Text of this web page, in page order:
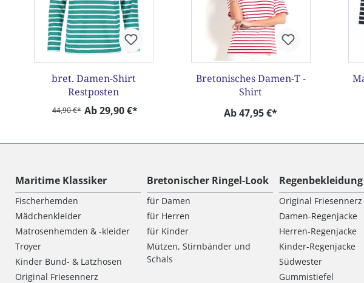
bret. Damen-Shirt
Restposten
44,90 €* Ab 29,90 €*
Bretonisches Damen-T -
Shirt
Ab 47,95 €*
Maritime Klassiker
Fischerhemden
Mädchenkleider
Matrosenhemden & -kleider
Troyer
Kinder Bund- & Latzhosen
Original Friesennerz
Bretonischer Ringel-Look
für Damen
für Herren
für Kinder
Mützen, Stirnbänder und
Schals
Regenbekleidung
Original Friesennerz
Damen-Regenjacke
Herren-Regenjacke
Kinder-Regenjacke
Südwester
Gummistiefel